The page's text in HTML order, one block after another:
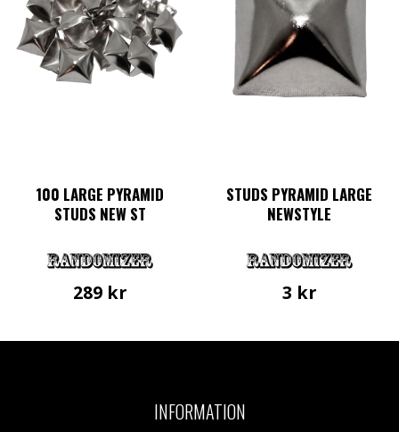
100 LARGE PYRAMID
STUDS NEW ST
289 kr
STUDS PYRAMID LARGE
NEWSTYLE
3 kr
INFORMATION